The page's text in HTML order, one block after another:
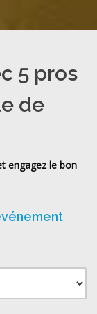
5 pros
de
engagez le bon